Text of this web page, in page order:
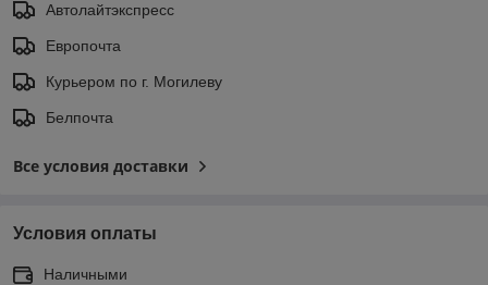
Автолайтэкспресс
Европочта
Курьером по г. Могилеву
Белпочта
Все условия доставки
Условия оплаты
Наличными